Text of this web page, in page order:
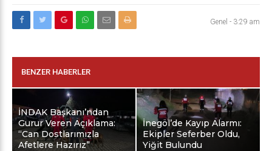
Genel - 3:29 am
BENZER HABERLER
İNDAK Başkanı’ndan
Gurur Veren Açıklama:
“Can Dostlarımızla
Afetlere Hazırız”
İnegöl’de Kayıp Alarmı:
Ekipler Seferber Oldu,
Yiğit Bulundu